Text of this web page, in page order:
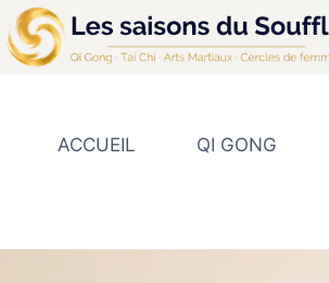
Aller
au
contenu
ACCUEIL QI GONG